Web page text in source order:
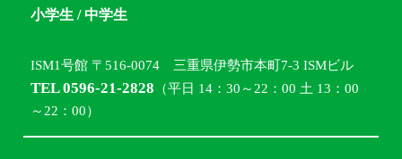
小学生 / 中学生
ISM1号館 〒516-0074 三重県伊勢市本町7-3 ISMビル
TEL 0596-21-2828 （平日 14：30～22：00 土 13：00
～22：00）